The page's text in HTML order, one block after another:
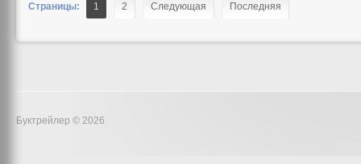
Страницы: 1 2 Следующая Последняя
Буктрейлер © 2026